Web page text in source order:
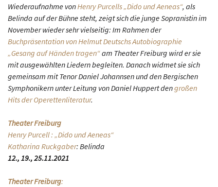
Wiederaufnahme vonHenry Purcells „Dido und Aeneas“, als
Belinda auf der Bühne steht, zeigt sich die junge Sopranistin im
November wieder sehr vielseitig: Im Rahmen der
Buchpräsentation von Helmut Deutschs Autobiographie
„Gesang auf Händen tragen“am Theater Freiburg wird er sie
mit ausgewählten Liedern begleiten. Danach widmet sie sich
gemeinsam mit Tenor Daniel Johannsen und den Bergischen
Symphonikern unter Leitung von Daniel Huppert dengroßen
Hits der Operettenliteratur.
Theater Freiburg
Henry Purcell : „Dido und Aeneas“
Katharina Ruckgaber: Belinda
12., 19., 25.11.2021
Theater Freiburg: